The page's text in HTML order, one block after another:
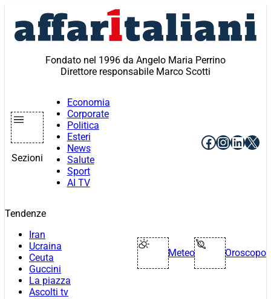
contenuto
Fondato nel 1996 da Angelo Maria Perrino
Direttore responsabile Marco Scotti
Sezioni
Economia
Corporate
Politica
Esteri
News
Salute
Sport
AI TV
Facebook
X
Tendenze
Iran
Ucraina
Ceuta
Guccini
La piazza
Ascolti tv
Meteo Oroscopo